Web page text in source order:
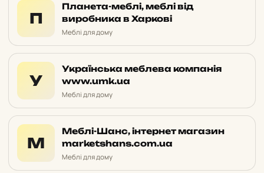
П
Планета-меблі, меблі від
виробника в Харкові
Меблі для дому
У
Українська меблева компанія
www.umk.ua
Меблі для дому
М
Меблі-Шанс, інтернет магазин
marketshans.com.ua
Меблі для дому